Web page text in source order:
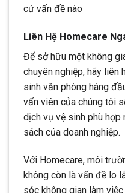
cứ vấn đề nào
Liên Hệ Homecare
Để sở hữu một không
chuyên nghiệp, hãy liên
sinh văn phòng hàng
vấn viên của chúng tôi
dịch vụ vệ sinh phù hợp
sách của doanh nghiệp.
Với Homecare, môi
không còn là vấn đề lo
sóc không gian làm